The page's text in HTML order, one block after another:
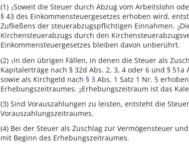
(1) 1Soweit die Steuer durch Abzug vom Arbeitslohn
§ 43 des Einkommensteuergesetzes erhoben wird,
Zufließens der steuerabzugspflichtigen Einnahmen. 2
Kirchensteuerabzugs durch den
Einkommensteuergesetzes bleiben davon unberührt.
(2) 1 In den übrigen Fällen, in denen die Steuer als
Kapitalerträge nach § 32d Abs. 2, 3, 4 oder 6 und § 51a
sowie als Kirchgeld nach § 3 Abs. 1 Satz 1 Nr. 5
Erhebungszeitraumes. 2Erhebungszeitraum ist das
(3) Sind Vorauszahlungen zu leisten, entsteht die
Vorauszahlungszeitraumes.
(4) Bei der Steuer als Zuschlag zur Vermögensteuer
mit Beginn des Erhebungszeitraumes.